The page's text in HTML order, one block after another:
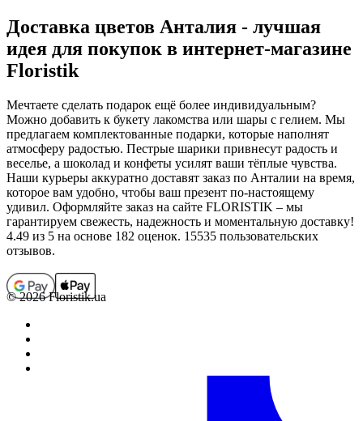
Доставка цветов Анталия - лучшая
идея для покупок в интернет-магазине
Floristik
Мечтаете сделать подарок ещё более индивидуальным?
Можно добавить к букету лакомства или шары с гелием. Мы
предлагаем комплектованные подарки, которые наполнят
атмосферу радостью. Пестрые шарики привнесут радость и
веселье, а шоколад и конфеты усилят ваши тёплые чувства.
Наши курьеры аккуратно доставят заказ по Анталии на время,
которое вам удобно, чтобы ваш презент по-настоящему
удивил. Оформляйте заказ на сайте FLORISTIK – мы
гарантируем свежесть, надежность и моментальную доставку!
4.49 из 5 на основе 182 оценок. 15535 пользовательских
отзывов.
© 2026 Floristik.ua